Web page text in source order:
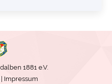
1881 e.V.
Impressum